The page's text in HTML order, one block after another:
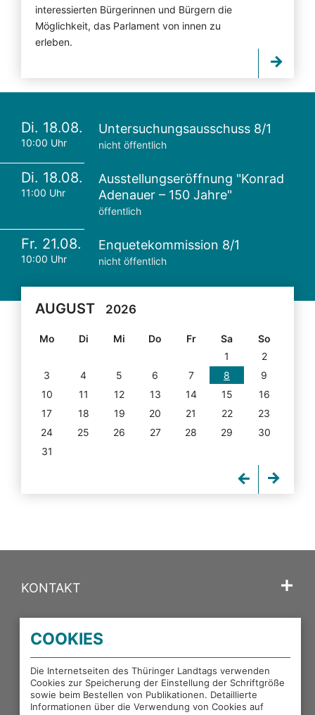
interessierten Bürgerinnen und Bürgern die
Möglichkeit, das Parlament von innen zu
erleben.
Di. 18.08.
10:00 Uhr
Untersuchungsausschuss 8/1
nicht öffentlich
Di. 18.08.
11:00 Uhr
Ausstellungseröffnung "Konrad
Adenauer – 150 Jahre"
öffentlich
Fr. 21.08.
10:00 Uhr
Enquetekommission 8/1
nicht öffentlich
AUGUST 2026
Mo Di Mi Do Fr Sa
So
1
2
3
4 5 6 7 8
9
10
11 12 13 14 15
16
17
18 19 20 21 22
23
24
25 26 27 28 29
30
31
KONTAKT
PORTALE DES THÜRINGER LANDTAGS
EXTERNE LINKS
COOKIES
Die Internetseiten des Thüringer Landtags verwenden
Cookies zur Speicherung der Einstellung der Schriftgröße
sowie beim Bestellen von Publikationen. Detaillierte
Informationen über die Verwendung von Cookies auf